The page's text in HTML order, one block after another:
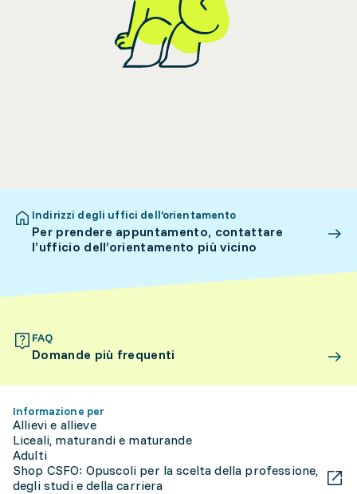
Indirizzi degli uffici dell’orientamento
Per prendere appuntamento, contattare
l’ufficio dell’orientamento più vicino
FAQ
Domande più frequenti
Informazione per
Allievi e allieve
Liceali, maturandi e maturande
Adulti
Shop CSFO: Opuscoli per la scelta della professione,
degli studi e della carriera